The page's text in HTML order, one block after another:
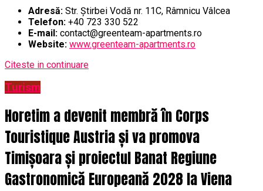
Adresă: Str. Știrbei Vodă nr. 11C, Râmnicu Vâlcea
Telefon: +40 723 330 522
E-mail: contact@greenteam-apartments.ro
Website: www.greenteam-apartments.ro
Citeste in continuare
Turism
Horetim a devenit membră în Corps
Touristique Austria și va promova
Timișoara și proiectul Banat Regiune
Gastronomică Europeană 2028 la Viena